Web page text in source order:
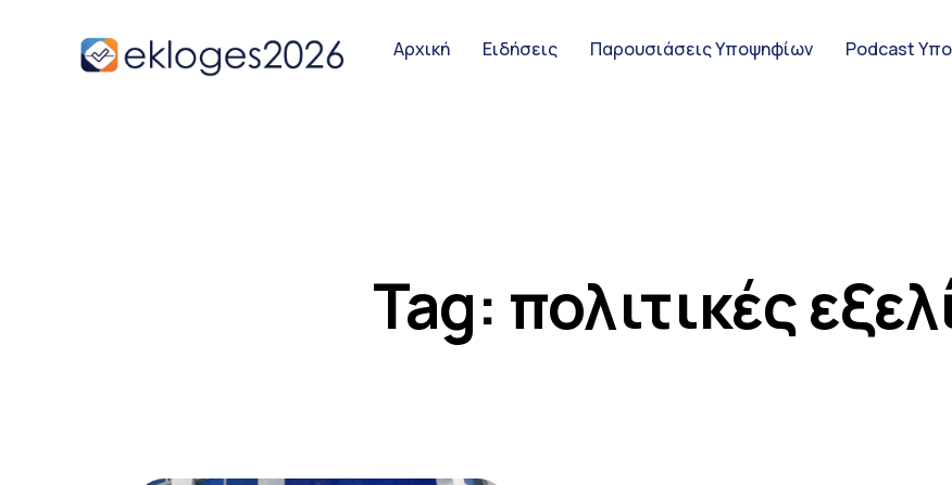
Αρχική Ειδήσεις Παρουσιάσεις Υποψηφίων Podcast
Tag: πολιτικές
Αρχική
Podcast Υποψηφίων